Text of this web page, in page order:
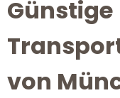
Günstige
von